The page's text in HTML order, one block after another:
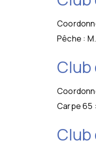
Pêche :
Club
Carpe 65
Club